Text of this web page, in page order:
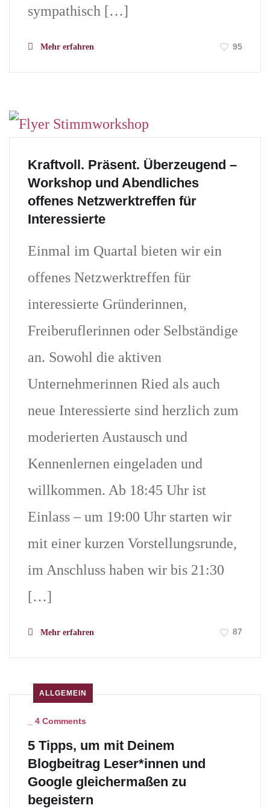
sympathisch […]
Mehr erfahren 95
Kraftvoll. Präsent. Überzeugend –
Workshop und Abendliches
offenes Netzwerktreffen für
Interessierte
Einmal im Quartal bieten wir ein
offenes Netzwerktreffen für
interessierte Gründerinnen,
Freiberuflerinnen oder Selbständige
an. Sowohl die aktiven
Unternehmerinnen Ried als auch
neue Interessierte sind herzlich zum
moderierten Austausch und
Kennenlernen eingeladen und
willkommen. Ab 18:45 Uhr ist
Einlass – um 19:00 Uhr starten wir
mit einer kurzen Vorstellungsrunde,
im Anschluss haben wir bis 21:30
[…]
Mehr erfahren 87
ALLGEMEIN
4 Comments
5 Tipps, um mit Deinem
Blogbeitrag Leser*innen und
Google gleichermaßen zu
begeistern